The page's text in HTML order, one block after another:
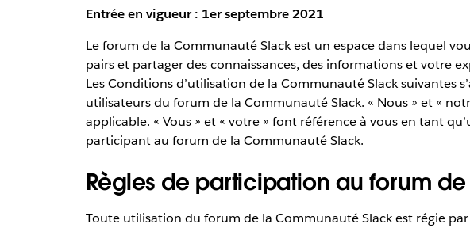
Entrée en vigueur : 1er septembre 2021
Le forum de la Communauté Slack est un espace dans lequel
pairs et partager des connaissances, des informations et votre
Les Conditions d’utilisation de la Communauté Slack suivantes
utilisateurs du forum de la Communauté Slack. « Nous » et «
applicable. « Vous » et « votre » font référence à vous en tant
participant au forum de la Communauté Slack.
Règles de participation au forum
Toute utilisation du forum de la Communauté Slack est régie